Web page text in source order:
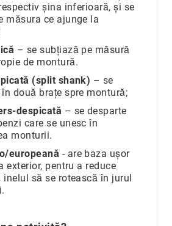
șina inferioară, și se
măsura ce ajunge la
– se subțiază pe măsură
de montură.
(split shank) – se
două brațe spre montură;
despicată – se desparte
care se unesc în
monturii.
europeană - are baza ușor
exterior, pentru a reduce
inelul să se rotească în jurul